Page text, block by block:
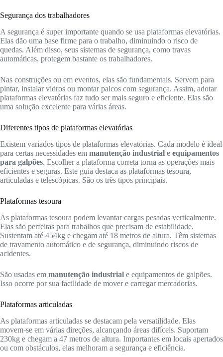
Segurança dos trabalhadores
A segurança é super importante quando se usa plataformas elevatórias.
Elas dão uma base firme para o trabalho, diminuindo o risco de
quedas. Além disso, seus sistemas de segurança, como travas
automáticas, protegem bastante os trabalhadores.
Nas construções ou em eventos, elas são fundamentais. Servem para
pintar, instalar vidros ou montar palcos com segurança. Assim, adotar
plataformas elevatórias faz tudo ser mais seguro e eficiente. Elas são
uma solução excelente para várias áreas.
Diferentes tipos de plataformas elevatórias
Existem variados tipos de plataformas elevatórias. Cada modelo é ideal
para certas necessidades em manutenção industrial e equipamentos
para galpões. Escolher a plataforma correta torna as operações mais
eficientes e seguras. Este guia destaca as plataformas tesoura,
articuladas e telescópicas. São os três tipos principais.
Plataformas tesoura
As plataformas tesoura podem levantar cargas pesadas verticalmente.
Elas são perfeitas para trabalhos que precisam de estabilidade.
Sustentam até 454kg e chegam até 18 metros de altura. Têm sistemas
de travamento automático e de segurança, diminuindo riscos de
acidentes.
São usadas em manutenção industrial e equipamentos de galpões.
Isso ocorre por sua facilidade de mover e carregar mercadorias.
Plataformas articuladas
As plataformas articuladas se destacam pela versatilidade. Elas
movem-se em várias direções, alcançando áreas difíceis. Suportam
230kg e chegam a 47 metros de altura. Importantes em locais apertados
ou com obstáculos, elas melhoram a segurança e eficiência.